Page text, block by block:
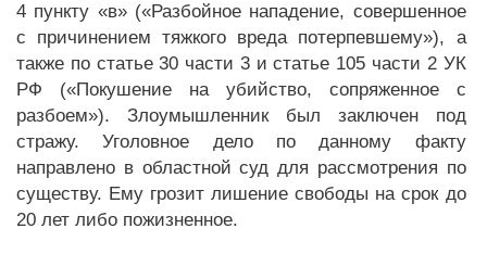
4 пункту «в» («Разбойное нападение, совершенное
с причинением тяжкого вреда потерпевшему»), а
также по статье 30 части 3 и статье 105 части 2 УК
РФ («Покушение на убийство, сопряженное с
разбоем»). Злоумышленник был заключен под
стражу. Уголовное дело по данному факту
направлено в областной суд для рассмотрения по
существу. Ему грозит лишение свободы на срок до
20 лет либо пожизненное.